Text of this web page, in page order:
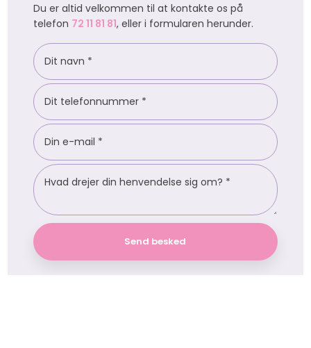
Du er altid velkommen til at kontakte os på
telefon 72 11 81 81, eller i formularen herunder.​